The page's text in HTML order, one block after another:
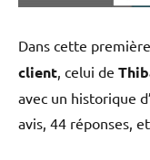
Dans cette
client, celui de
avec un historique
avis, 44 réponses,